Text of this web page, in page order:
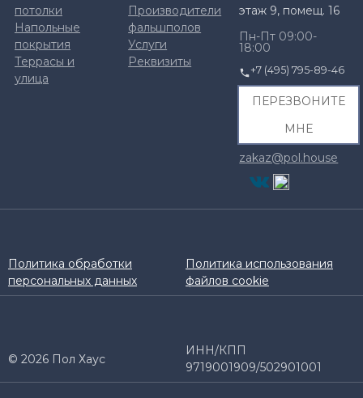
этаж 9, помещ. 16
Пн-Пт 09:00-
18:00
+7 (495) 795-89-46
ПЕРЕЗВОНИТЕ
МНЕ
zakaz@pol.house
потолки
Напольные
покрытия
Террасы и
улица
Производители
фальшполов
Услуги
Реквизиты
Политика обработки
персональных данных
Политика использования
файлов cookie
© 2026 Пол Хаус
ИНН/КПП
9719001909/502901001